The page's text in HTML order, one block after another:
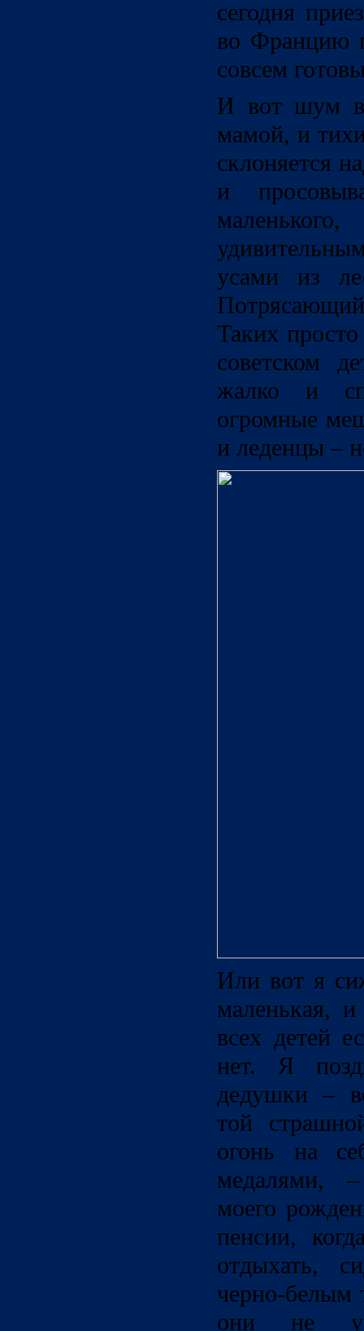
сегодня
во Францию
совсем
И вот шум в
мамой, и
склоняется
и
усами из
Таких
советском
жалко и
огромные
и леденцы –
Или вот я
маленькая,
всех детей
нет. Я
дедушки –
той
огонь на
медалями,
моего
пенсии,
отдыхать,
черно-белым
они не